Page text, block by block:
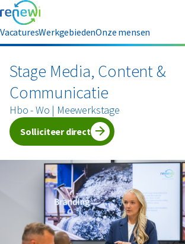
VacaturesWerkgebiedenOnze mensen
ons
Stage Media, Content &
Communicatie
Hbo - Wo | Meewerkstage
Solliciteer direct